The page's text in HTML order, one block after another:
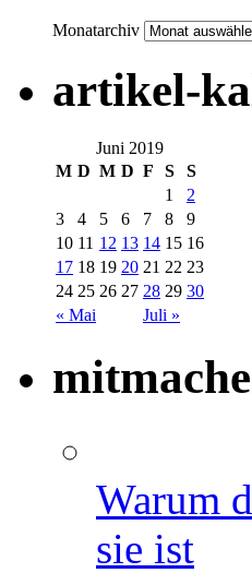
Monatarchiv
artikel-
Juni 2019
M D M D F S S
« Mai Juli »
1
2
3
4 5 6 7 8
9
10 11 12 13 14 15 16
17 18 19 20 21 22 23
24 25 26 27 28 29 30
Warum
sie ist